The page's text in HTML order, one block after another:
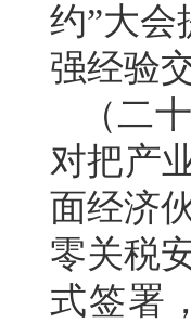
约”大会
强经验
（二
对把产
面经济
零关税
式签署